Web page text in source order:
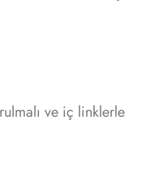
ve iç linklerle